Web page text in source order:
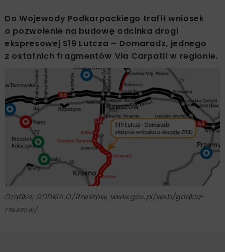
Do Wojewody Podkarpackiego trafił wniosek
o pozwolenie na budowę odcinka drogi
ekspresowej S19 Lutcza – Domaradz, jednego
z ostatnich fragmentów Via Carpatii w regionie.
Grafika: GDDKiA O/Rzeszów, www.gov.pl/web/gddkia-
rzeszow/